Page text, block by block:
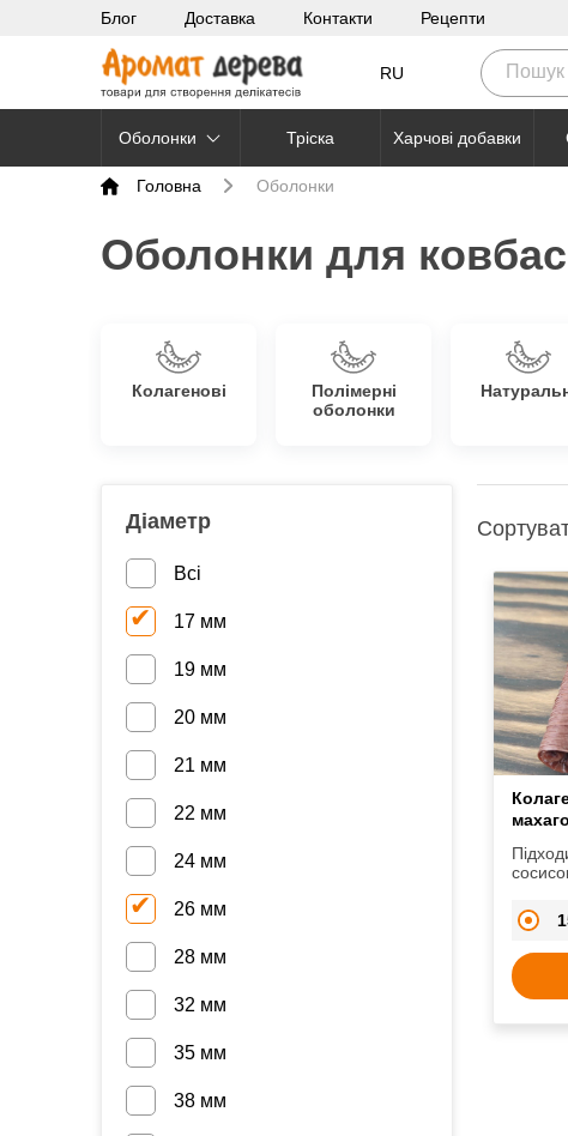
Блог Доставка Контакти Рецепти
RU
Оболонки Тріска Харчові добавки
Головна Оболонки
Оболонки для
Колагенові
Полімерні
оболонки
Діаметр
Всі
17 мм
19 мм
20 мм
21 мм
22 мм
24 мм
26 мм
28 мм
32 мм
35 мм
38 мм